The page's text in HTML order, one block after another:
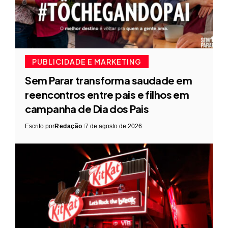
PUBLICIDADE E MARKETING
Sem Parar transforma saudade em
reencontros entre pais e filhos em
campanha de Dia dos Pais
Escrito porRedação 7 de agosto de 2026